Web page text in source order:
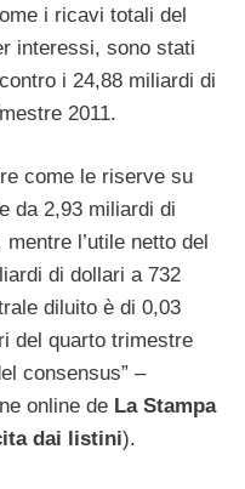
i ricavi totali del
interessi, sono stati
i 24,88 miliardi di
2011.
come le riserve su
da 2,93 miliardi di
l’utile netto del
di dollari a 732
diluito è di 0,03
del quarto trimestre
consensus” –
online de La Stampa
dai listini).